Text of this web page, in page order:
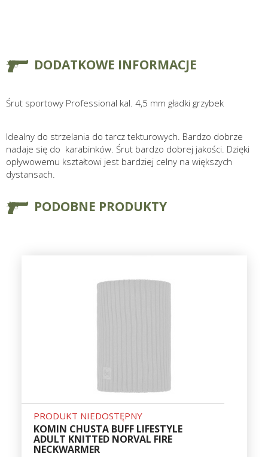
DODATKOWE INFORMACJE
Śrut sportowy Professional kal. 4,5 mm gładki grzybek
Idealny do strzelania do tarcz tekturowych. Bardzo dobrze
nadaje się do karabinków. Śrut bardzo dobrej jakości. Dzięki
opływowemu kształtowi jest bardziej celny na większych
dystansach.
PODOBNE PRODUKTY
PRODUKT NIEDOSTĘPNY
KOMIN CHUSTA BUFF LIFESTYLE
ADULT KNITTED NORVAL FIRE
NECKWARMER